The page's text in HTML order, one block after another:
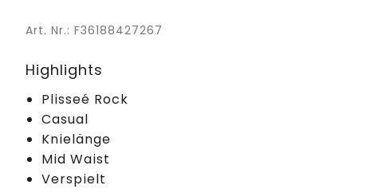
Art. Nr.: F36188427267
Highlights
Plisseé Rock
Casual
Knielänge
Mid Waist
Verspielt